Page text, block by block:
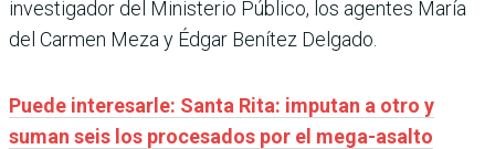
investigador del Ministerio Público, los agentes María
del Carmen Meza y Édgar Benítez Delgado.
Puede interesarle: Santa Rita: imputan a otro y
suman seis los procesados por el mega-asalto